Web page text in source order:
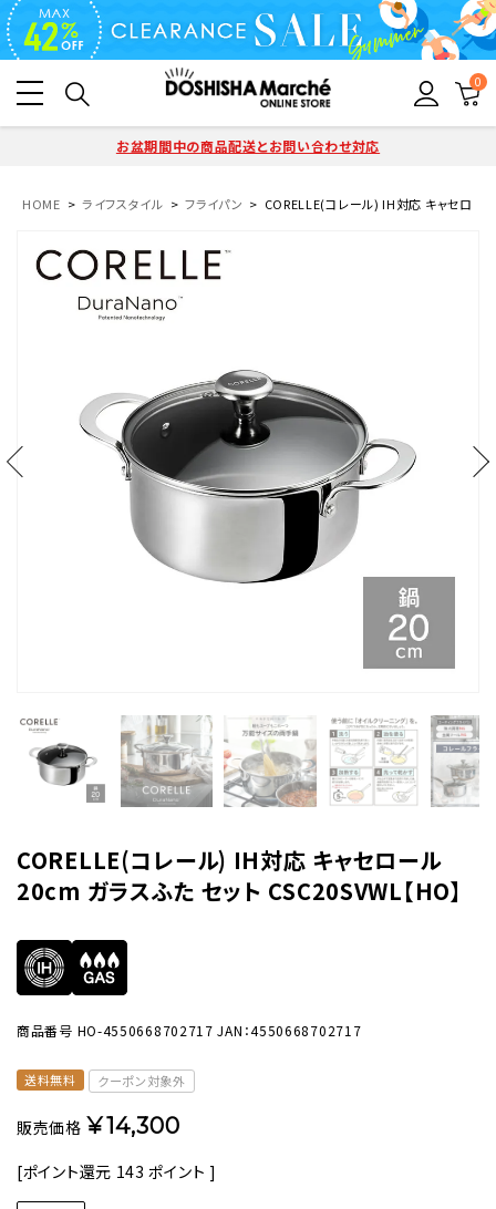
0
お盆期間中の商品配送とお問い合わせ対応
HOME ライフスタイル フライパン CORELLE(コレール) IH対応 キャセロー
CORELLE(コレール) IH対応 キャセロール
20cm ガラスふた セット CSC20SVWL【HO】
商品番号 HO-4550668702717 JAN：4550668702717
送料無料 クーポン対象外
販売価格 ¥14,300
[ポイント還元 143 ポイント ]